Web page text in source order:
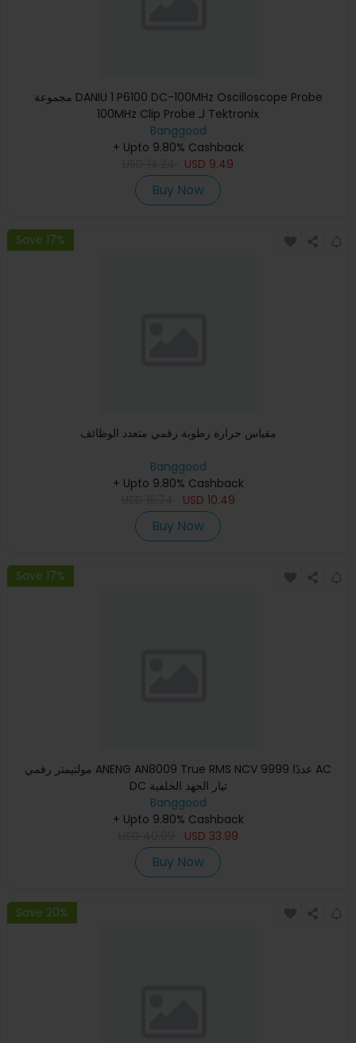
مجموعة DANIU 1 P6100 DC-100MHz Oscilloscope Probe
100MHz Clip Probe لـ Tektronix
Banggood
+ Upto 9.80% Cashback
USD 9.49
Buy Now
Save 17%
مقياس حرارة رطوبة رقمي متعدد الوظائف
Banggood
+ Upto 9.80% Cashback
USD 10.49
Buy Now
Save 17%
مولتيمتر رقمي ANENG AN8009 True RMS NCV 9999 عددًا AC
DC تيار الجهد الخلفية
Banggood
+ Upto 9.80% Cashback
USD 33.99
Buy Now
Save 20%